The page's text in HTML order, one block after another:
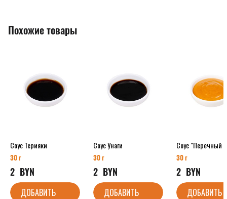
Похожие товары
Соус Терияки
30 г
2
  BYN
ДОБАВИТЬ
Соус Унаги
30 г
2
  BYN
ДОБАВИТЬ
Соус "Перечный
30 г
2
  BYN
ДОБАВИТЬ